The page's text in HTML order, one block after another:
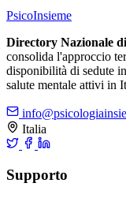
PsicoInsieme
Directory Nazionale
consolida l'approccio
disponibilità di sedute
salute mentale attivi in
Italia
Supporto